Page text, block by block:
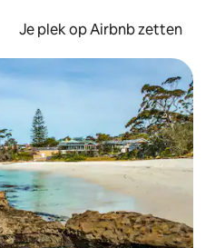
Je plek op Airbnb zetten